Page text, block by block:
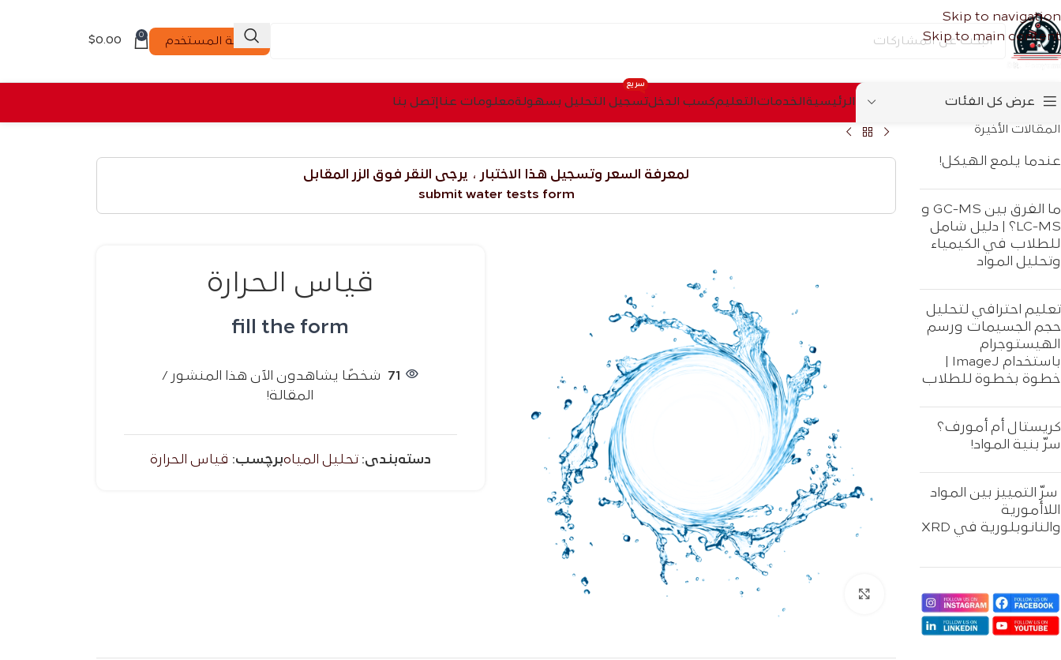
Skip to navigation
Skip to main content
لوحة المستخدم 0
$0.00
عرض كل الفئات الرئیسیةالخدماتالتعلیمكسب الدخلتسجيل التحليل بسهولة
سريع
معلومات عنا إتصل بنا
المقالات الأخيرة
عندما يلمع الهيكل!
ما الفرق بين GC-MS و
LC-MS؟ | دليل شامل
للطلاب في الكيمياء
وتحليل المواد
تعليم احترافي لتحليل
حجم الجسيمات ورسم
الهيستوجرام
خطوة بخطوة للطلاب
كريستال أم أمورف؟
سرّ بنية المواد!
سرّ التمييز بين المواد
اللاأمورية
والنانوبلورية في XRD
لمعرفة السعر وتسجيل هذا الاختبار ، يرجى النقر فوق الزر المقابل
submit water tests form
قياس الحرارة
fill the form
71
شخصًا يشاهدون الآن هذا المنشور /
المقالة!
دسته‌بندی: تحليل المياهبرچسب: قياس الحرارة